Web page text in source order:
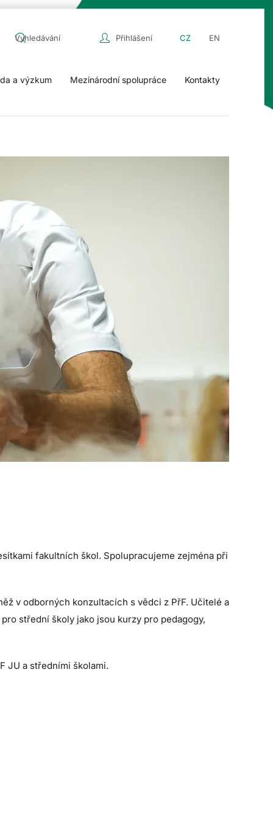
Přihlášení CZ EN
a výzkum Mezinárodní spolupráce Kontakty
fakultních škol. Spolupracujeme zejména při
v odborných konzultacích s vědci z PřF. Učitelé a
střední školy jako jsou kurzy pro pedagogy,
JU a středními školami.